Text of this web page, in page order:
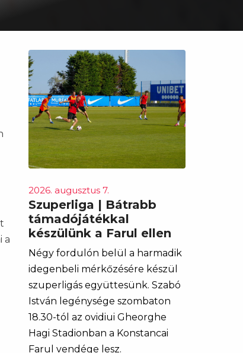
a
2026. augusztus 7.
Szuperliga | Bátrabb
támadójátékkal
készülünk a Farul ellen
Négy fordulón belül a harmadik
idegenbeli mérkőzésére készül
szuperligás együttesünk. Szabó
István legénysége szombaton
18.30-tól az ovidiui Gheorghe
Hagi Stadionban a Konstancai
Farul vendége lesz.